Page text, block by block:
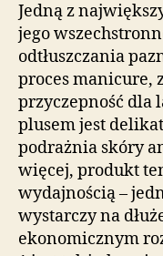
Jedną z
jego
odtłuszczania
proces manicure,
przyczepność dla
plusem jest
podrażnia skóry
więcej, produkt
wydajnością –
wystarczy na
ekonomicznym